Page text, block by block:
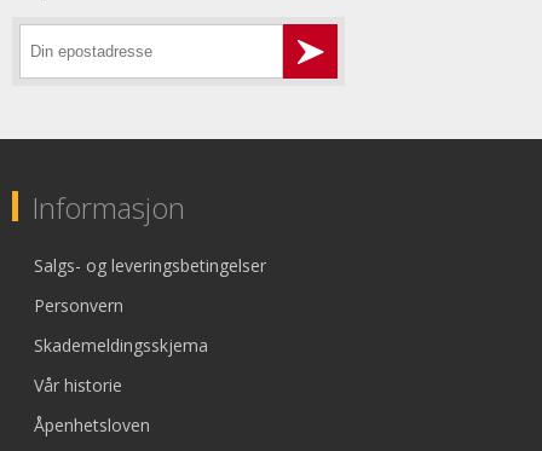
Informasjon
Salgs- og leveringsbetingelser
Personvern
Skademeldingsskjema
Vår historie
Åpenhetsloven